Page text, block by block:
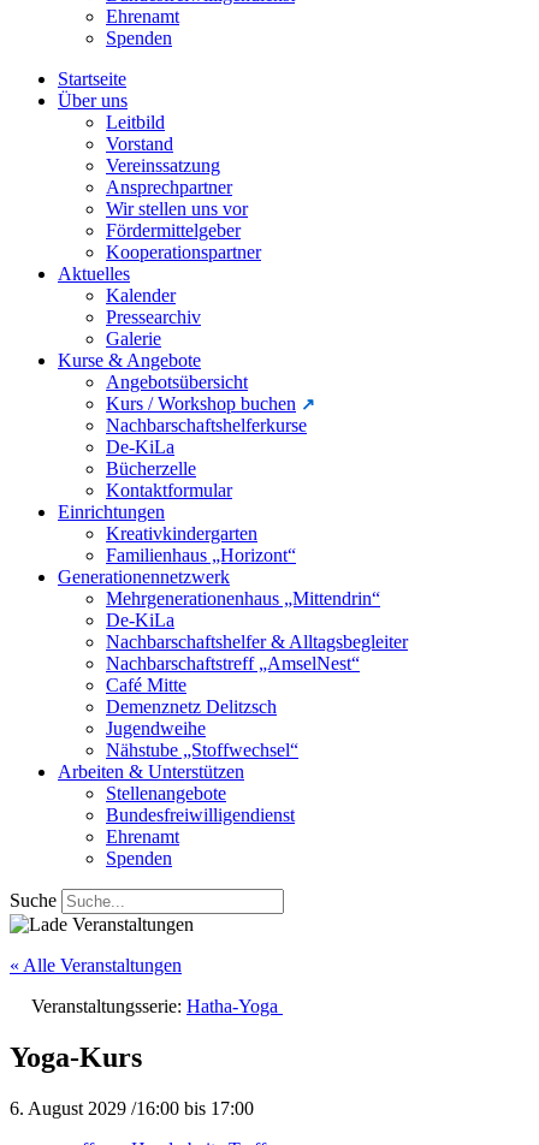
Ehrenamt
Spenden
Startseite
Über uns
Leitbild
Vorstand
Vereinssatzung
Ansprechpartner
Wir stellen uns vor
Fördermittelgeber
Kooperationspartner
Aktuelles
Kalender
Pressearchiv
Galerie
Kurse & Angebote
Angebotsübersicht
Kurs / Workshop buchen
Nachbarschaftshelferkurse
De-KiLa
Bücherzelle
Kontaktformular
Einrichtungen
Kreativkindergarten
Familienhaus „Horizont“
Generationennetzwerk
Mehrgenerationenhaus „Mittendrin“
De-KiLa
Nachbarschaftshelfer & Alltagsbegleiter
Nachbarschaftstreff „AmselNest“
Café Mitte
Demenznetz Delitzsch
Jugendweihe
Nähstube „Stoffwechsel“
Arbeiten & Unterstützen
Stellenangebote
Bundesfreiwilligendienst
Ehrenamt
Spenden
Suche
« Alle Veranstaltungen
Veranstaltungsserie: Hatha-Yoga
Yoga-Kurs
6. August 2029 /16:00 bis 17:00